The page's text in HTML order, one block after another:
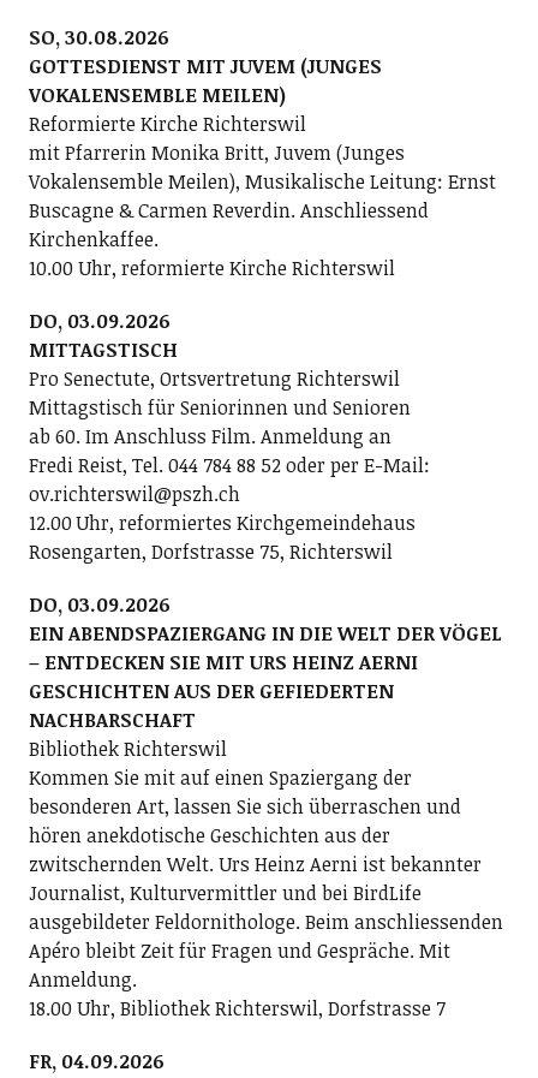
SO, 30.08.2026
GOTTESDIENST MIT JUVEM (JUNGES
VOKALENSEMBLE MEILEN)
Reformierte Kirche Richterswil
mit Pfarrerin Monika Britt, Juvem (Junges
Vokalensemble Meilen), Musikalische Leitung: Ernst
Buscagne & Carmen Reverdin. Anschliessend
Kirchenkaffee.
10.00 Uhr, reformierte Kirche Richterswil
DO, 03.09.2026
MITTAGSTISCH
Pro Senectute, Ortsvertretung Richterswil
Mittagstisch für Seniorinnen und Senioren
ab 60. Im Anschluss Film. Anmeldung an
Fredi Reist, Tel. 044 784 88 52 oder per E-Mail:
ov.richterswil@pszh.ch
12.00 Uhr, reformiertes Kirchgemeindehaus
Rosengarten, Dorfstrasse 75, Richterswil
DO, 03.09.2026
EIN ABENDSPAZIERGANG IN DIE WELT DER VÖGEL
– ENTDECKEN SIE MIT URS HEINZ AERNI
GESCHICHTEN AUS DER GEFIEDERTEN
NACHBARSCHAFT
Bibliothek Richterswil
Kommen Sie mit auf einen Spaziergang der
besonderen Art, lassen Sie sich überraschen und
hören anekdotische Geschichten aus der
zwitschernden Welt. Urs Heinz Aerni ist bekannter
Journalist, Kulturvermittler und bei BirdLife
ausgebildeter Feldornithologe. Beim anschliessenden
Apéro bleibt Zeit für Fragen und Gespräche. Mit
Anmeldung.
18.00 Uhr, Bibliothek Richterswil, Dorfstrasse 7
FR, 04.09.2026